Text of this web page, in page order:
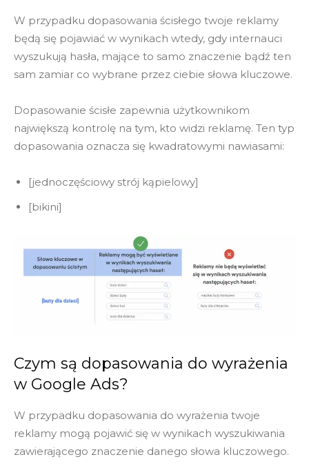
W przypadku dopasowania ścisłego twoje reklamy
będą się pojawiać w wynikach wtedy, gdy internauci
wyszukują hasła, mające to samo znaczenie bądź ten
sam zamiar co wybrane przez ciebie słowa kluczowe.
Dopasowanie ścisłe zapewnia użytkownikom
największą kontrolę na tym, kto widzi reklamę. Ten typ
dopasowania oznacza się kwadratowymi nawiasami:
[jednoczęściowy strój kąpielowy]
[bikini]
Czym są dopasowania do wyrażenia
w Google Ads?
W przypadku dopasowania do wyrażenia twoje
reklamy mogą pojawić się w wynikach wyszukiwania
zawierającego znaczenie danego słowa kluczowego.